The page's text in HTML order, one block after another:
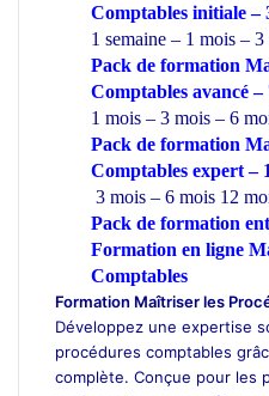
Comptables initiale –
1 semaine – 1 mois – 3
Pack de formation
Comptables avancé –
1 mois – 3 mois – 6
Pack de formation
Comptables expert –
3 mois – 6 mois 12
Pack de formation
Formation en ligne
Comptables
Formation Maîtriser les
Développez une expertise
procédures comptables
complète. Conçue pour les